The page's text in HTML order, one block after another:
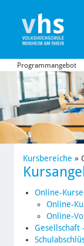
Programmangebot
Kursbereiche »
Online-
Online-
Online-
Gesellschaft